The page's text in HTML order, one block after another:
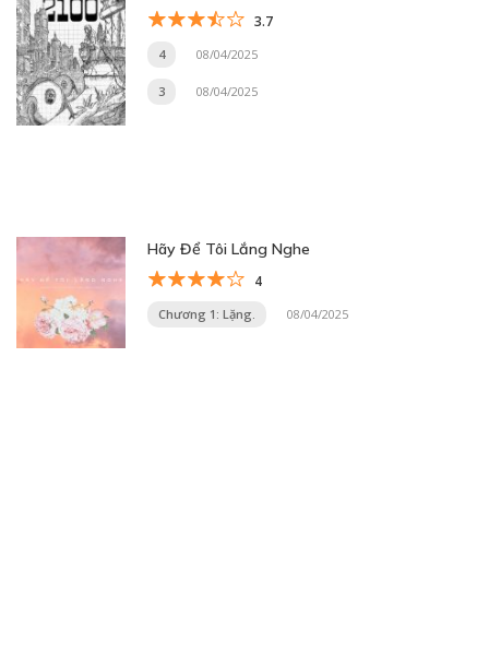
3.7
4 08/04/2025
3 08/04/2025
Hãy Để Tôi Lắng Nghe
4
Chương 1: Lặng. 08/04/2025